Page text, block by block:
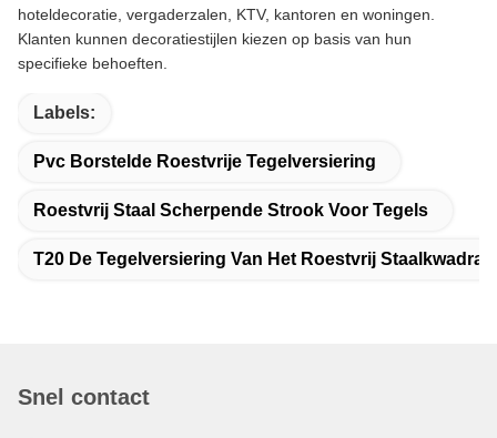
hoteldecoratie, vergaderzalen, KTV, kantoren en woningen.
Klanten kunnen decoratiestijlen kiezen op basis van hun
specifieke behoeften.
Labels:
Pvc Borstelde Roestvrije Tegelversiering
Roestvrij Staal Scherpende Strook Voor Tegels
T20 De Tegelversiering Van Het Roestvrij
Snel contact